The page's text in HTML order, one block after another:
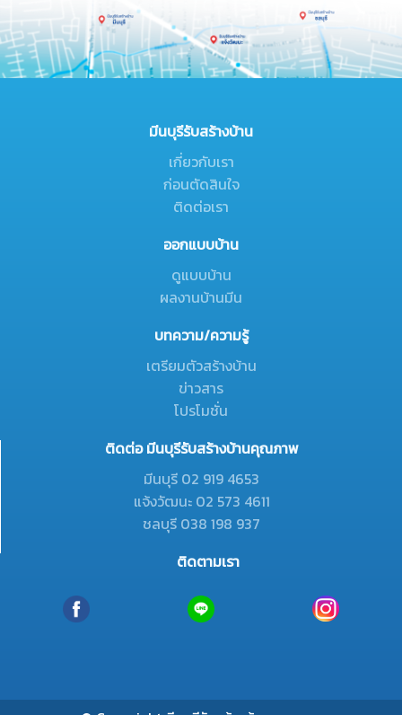
มีนบุรีรับสร้างบ้าน
เกี่ยวกับเรา
ก่อนตัดสินใจ
ติดต่อเรา
ออกแบบบ้าน
ดูแบบบ้าน
ผลงานบ้านมีน
บทความ/ความรู้
เตรียมตัวสร้างบ้าน
ข่าวสาร
โปรโมชั่น
ติดต่อ มีนบุรีรับสร้างบ้านคุณภาพ
มีนบุรี 02 919 4653
แจ้งวัฒนะ 02 573 4611
ชลบุรี 038 198 937
ติดตามเรา